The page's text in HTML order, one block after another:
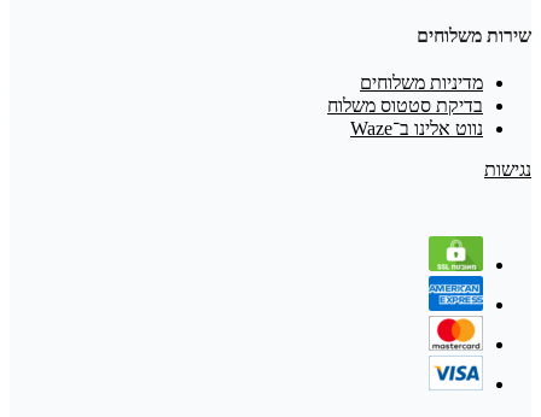
שירות משלוחים
מדיניות משלוחים
בדיקת סטטוס משלוח
נווט אלינו ב־Waze
נגישות